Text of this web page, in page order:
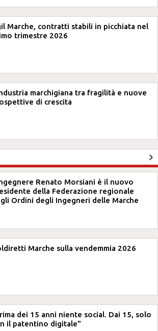
Marche, contratti stabili in picchiata nel
trimestre 2026
marchigiana tra fragilità e nuove
di crescita
Renato Morsiani è il nuovo
della Federazione regionale
Ordini degli Ingegneri delle Marche
Marche sulla vendemmia 2026
dei 15 anni niente social. Dai 15, solo
il patentino digitale"